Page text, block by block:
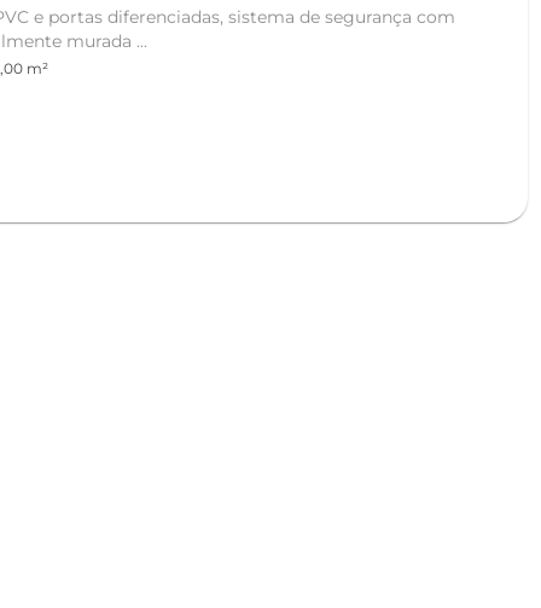
e portas diferenciadas, sistema de segurança com
murada ...
m²